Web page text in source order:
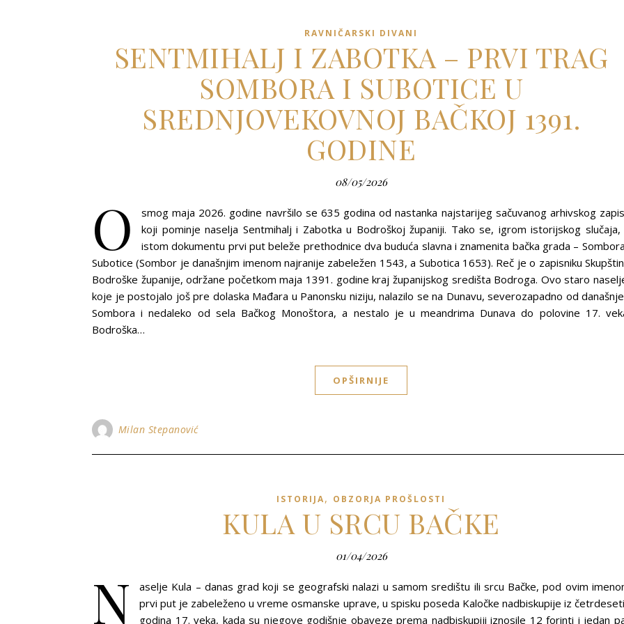
RAVNIČARSKI DIVANI
SENTMIHALJ I ZABOTKA – PRVI TRAG
SOMBORA I SUBOTICE U
SREDNJOVEKOVNOJ BAČKOJ 1391.
GODINE
08/05/2026
O
smog maja 2026. godine navršilo se 635 godina od nastanka najstarijeg sačuvanog arhivskog
koji pominje naselja Sentmihalj i Zabotka u Bodroškoj županiji. Tako se, igrom istorijskog slučaja,
istom dokumentu prvi put beleže prethodnice dva buduća slavna i znamenita bačka grada –
Subotice (Sombor je današnjim imenom najranije zabeležen 1543, a Subotica 1653). Reč je o zapisniku
Bodroške županije, održane početkom maja 1391. godine kraj županijskog središta Bodroga. Ovo staro
koje je postojalo još pre dolaska Mađara u Panonsku niziju, nalazilo se na Dunavu, severozapadno od
Sombora i nedaleko od sela Bačkog Monoštora, a nestalo je u meandrima Dunava do polovine 17.
Bodroška…
OPŠIRNIJE
Milan Stepanović
ISTORIJA, OBZORJA PROŠLOSTI
KULA U SRCU BAČKE
01/04/2026
N
aselje Kula – danas grad koji se geografski nalazi u samom središtu ili srcu Bačke, pod ovim
prvi put je zabeleženo u vreme osmanske uprave, u spisku poseda Kaločke nadbiskupije iz
godina 17. veka, kada su njegove godišnje obaveze prema nadbiskupiji iznosile 12 forinti i jedan